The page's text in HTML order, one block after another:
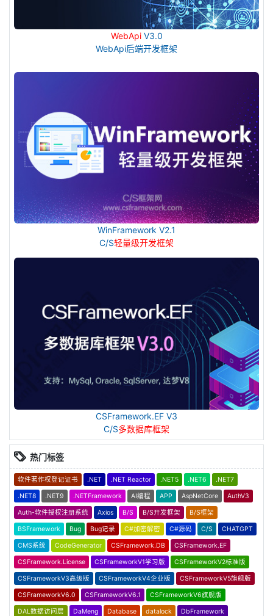
WebApiV3.0
WebApi后端开发框架
WinFramework V2.1
C/S轻量级开发框架
CSFramework.EF V3
C/S多数据库框架
热门标签
软件著作权登记证书 .NET .NET Reactor .NET5 .NET6 .NET7
.NET8 .NET9 .NETFramework AI编程 APP AspNetCore AuthV3
Auth-软件授权注册系统 Axios B/S B/S开发框架 B/S框架
BSFramework Bug Bug记录 C#加密解密 C#源码 C/S CHATGPT
CMS系统 CodeGenerator CSFramework.DB CSFramework.EF
CSFramework.License CSFrameworkV1学习版 CSFrameworkV2标准版
CSFrameworkV3高级版 CSFrameworkV4企业版 CSFrameworkV5旗舰版
CSFrameworkV6.0 CSFrameworkV6.1 CSFrameworkV6旗舰版
DAL数据访问层 DaMeng Database datalock DbFramework